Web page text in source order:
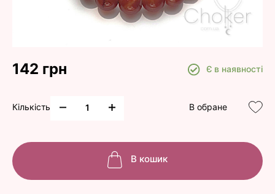
142 грн Є в наявності
Кількість В обране
В кошик